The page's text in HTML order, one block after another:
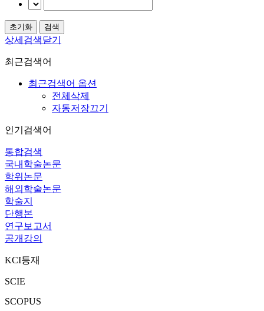
상세검색닫기
최근검색어
최근검색어 옵션
전체삭제
자동저장끄기
인기검색어
통합검색
국내학술논문
학위논문
해외학술논문
학술지
단행본
연구보고서
공개강의
KCI등재
SCIE
SCOPUS